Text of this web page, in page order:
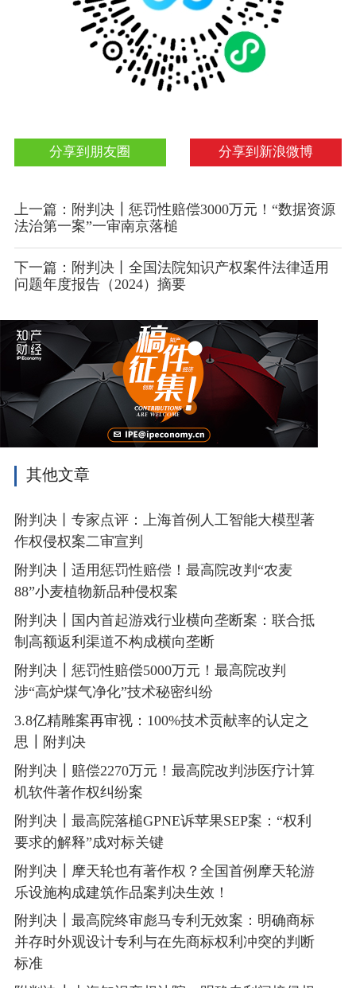
分享到新浪微博
分享到朋友圈
上一篇：附判决┃惩罚性赔偿3000万元！“数据资源
法治第一案”一审南京落槌
下一篇：附判决丨全国法院知识产权案件法律适用
问题年度报告（2024）摘要
其他文章
附判决丨专家点评：上海首例人工智能大模型著
作权侵权案二审宣判
附判决┃适用惩罚性赔偿！最高院改判“农麦
88”小麦植物新品种侵权案
附判决┃国内首起游戏行业横向垄断案：联合抵
制高额返利渠道不构成横向垄断
附判决┃惩罚性赔偿5000万元！最高院改判
涉“高炉煤气净化”技术秘密纠纷
3.8亿精雕案再审视：100%技术贡献率的认定之
思┃附判决
附判决┃赔偿2270万元！最高院改判涉医疗计算
机软件著作权纠纷案
附判决┃最高院落槌GPNE诉苹果SEP案：“权利
要求的解释”成对标关键
附判决┃摩天轮也有著作权？全国首例摩天轮游
乐设施构成建筑作品案判决生效！
附判决┃最高院终审彪马专利无效案：明确商标
并存时外观设计专利与在先商标权利冲突的判断
标准